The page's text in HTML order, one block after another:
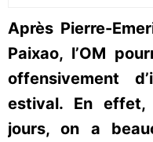
Après Pierre-
Paixao, l’OM
offensivement
estival. En
jours, on a